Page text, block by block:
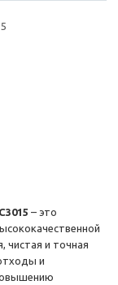
– это
чистая и точная
и